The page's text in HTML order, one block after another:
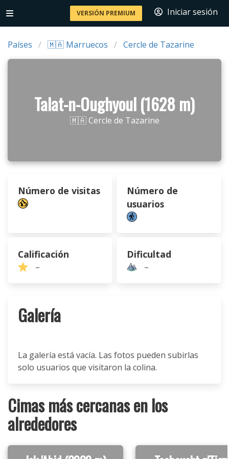
VERSIÓN PREMIUM Iniciar sesión
Países 🇲🇦 Marruecos Cercle de Tazarine
Talat-n-Oughyoul (1628 m)
🇲🇦 Cercle de Tazarine
Número de visitas
Número de
usuarios
Calificación
–
Dificultad
–
Galería
La galería está vacía. Las fotos pueden subirlas
solo usuarios que visitaron la colina.
Cimas más cercanas en los
alrededores